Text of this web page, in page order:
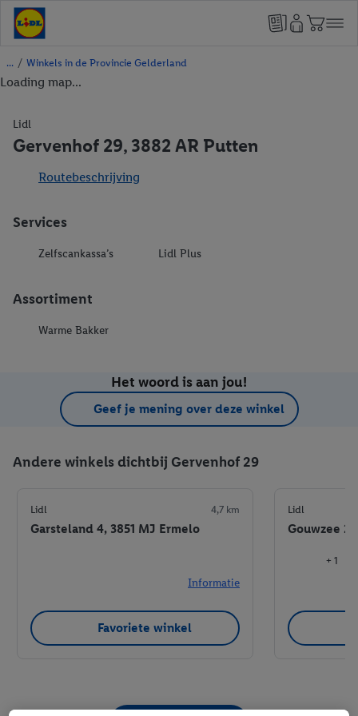
/ Winkels in de Provincie Gelderland
Loading map...
Lidl
Gervenhof 29, 3882 AR Putten
Routebeschrijving
Services
Zelfscankassa’s Lidl Plus
Assortiment
Warme Bakker
Het woord is aan jou!
Geef je mening over deze winkel
Andere winkels dichtbij Gervenhof 29
Lidl 4,7 km
Garsteland 4, 3851 MJ Ermelo
Informatie
Favoriete winkel
Lidl
Gouwzee
+ 1